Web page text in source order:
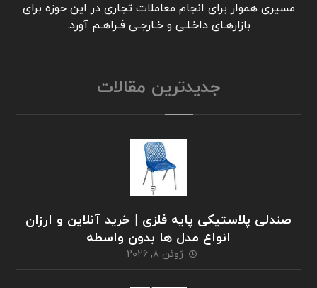
مسیری هموار برای انجام معاملات تجاری در این حوزه برای
بازارهـای داخـلـی و خـارجـی فـراهـم آورد.
جدیدترین مقالات
صندلی پلاستیکی پایه فلزی | خرید آنلاین و ارزان
انواع مدل ها بدون واسطه
ژوئن ۸, ۲۰۲۶